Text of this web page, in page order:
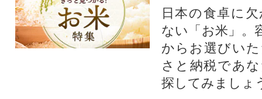
日本の食卓に
ない「お米」。
からお選びい
さと納税であ
探してみましょ